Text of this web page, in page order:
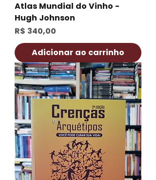
Atlas Mundial do Vinho -
Hugh Johnson
Preço
R$ 340,00
Adicionar ao carrinho